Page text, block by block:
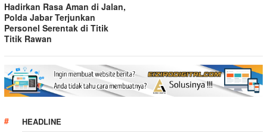
Hadirkan Rasa Aman di Jalan,
Polda Jabar Terjunkan
Personel Serentak di Titik
Titik Rawan
HEADLINE